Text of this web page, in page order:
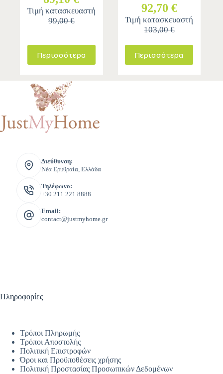
Τιμή κατασκευαστή
99,00 €
Περισσότερα
92,70 €
Τιμή κατασκευαστή
103,00 €
Περισσότερα
Διεύθυνση:
Νέα Ερυθραία, Ελλάδα
Τηλέφωνο:
+30 211 221 8888
Email:
contact@justmyhome.gr
Πληροφορίες
Τρόποι Πληρωμής
Τρόποι Αποστολής
Πολιτική Επιστροφών
Όροι και Προϋποθέσεις χρήσης
Πολιτική Προστασίας Προσωπικών Δεδομένων